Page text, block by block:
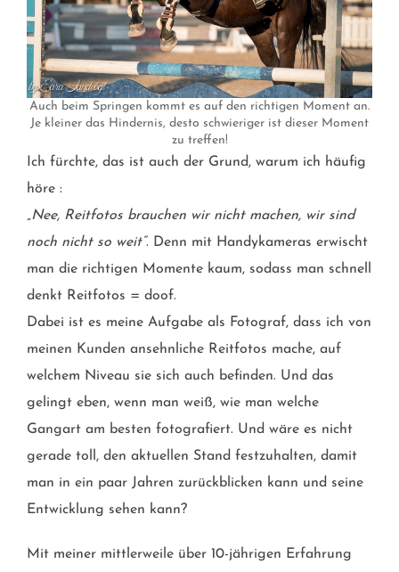
Auch beim Springen kommt es auf den richtigen Moment an.
Je kleiner das Hindernis, desto schwieriger ist dieser Moment
zu treffen!
Ich fürchte, das ist auch der Grund, warum ich häufig
höre :
„Nee, Reitfotos brauchen wir nicht machen, wir sind
noch nicht so weit“. Denn mit Handykameras erwischt
man die richtigen Momente kaum, sodass man schnell
denkt Reitfotos = doof.
Dabei ist es meine Aufgabe als Fotograf, dass ich von
meinen Kunden ansehnliche Reitfotos mache, auf
welchem Niveau sie sich auch befinden. Und das
gelingt eben, wenn man weiß, wie man welche
Gangart am besten fotografiert. Und wäre es nicht
gerade toll, den aktuellen Stand festzuhalten, damit
man in ein paar Jahren zurückblicken kann und seine
Entwicklung sehen kann?
Mit meiner mittlerweile über 10-jährigen Erfahrung